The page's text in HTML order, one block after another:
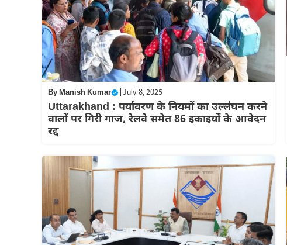
ByManish Kumar July 8, 2025
Uttarakhand : पर्यावरण के नियमों का उल्लंघन करने
वालों पर गिरी गाज, रेलवे समेत 86 इकाइयों के आवेदन
रद्द